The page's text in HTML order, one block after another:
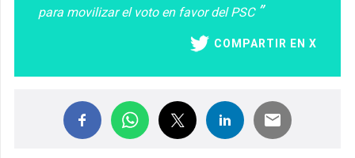
para movilizar el voto en favor del PSC
COMPARTIR EN X